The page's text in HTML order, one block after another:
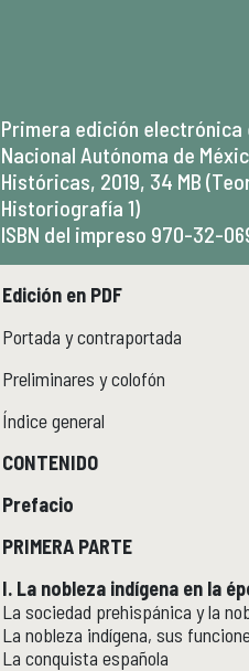
Primera edición electrónica
Nacional Autónoma de
Históricas, 2019, 34 MB
Historiografía 1)
ISBN del impreso 970-32-
Edición en PDF
Portada y contraportada
Preliminares y colofón
Índice general
CONTENIDO
Prefacio
PRIMERA PARTE
I. La nobleza indígena en la
La sociedad prehispánica y la
La nobleza indígena, sus
La conquista española